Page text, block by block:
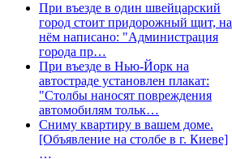
При въезде в один швейцарский
город стоит придорожный щит, на
нём написано: "Администрация
города пр…
При въезде в Нью-Йорк на
автостраде установлен плакат:
"Столбы наносят повреждения
автомобилям тольк…
Сниму квартиру в вашем доме.
[Объявление на столбе в г. Киеве]
…